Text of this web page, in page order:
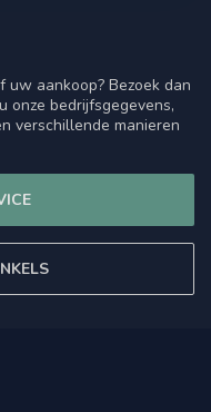
aankoop? Bezoek dan
onze bedrijfsgegevens,
verschillende manieren